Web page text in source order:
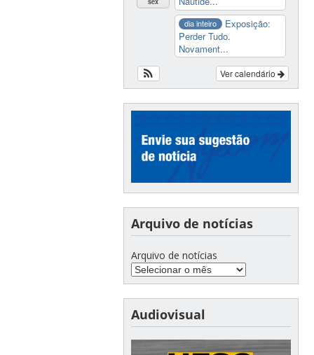
dia inteiro
Exposição:
Perder Tudo.
Novament...
Ver calendário
Arquivo de notícias
Arquivo de notícias
Audiovisual